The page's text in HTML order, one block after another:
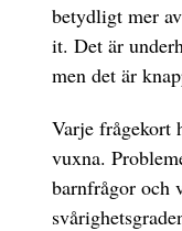
betydligt mer
it. Det är
men det är
Varje frågekort
vuxna.
barnfrågor och